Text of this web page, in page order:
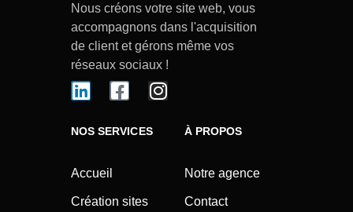
Nous créons votre site web, vous
accompagnons dans l'acquisition
de client et gérons même vos
réseaux sociaux !
NOS SERVICES
Accueil
Création sites
À PROPOS
Notre agence
Contact